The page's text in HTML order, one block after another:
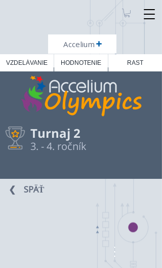
VZDELÁVANIE HODNOTENIE RAST
Accelium
Turnaj 2
3. - 4. ročník
❮⠀ SPÄŤ ⠀